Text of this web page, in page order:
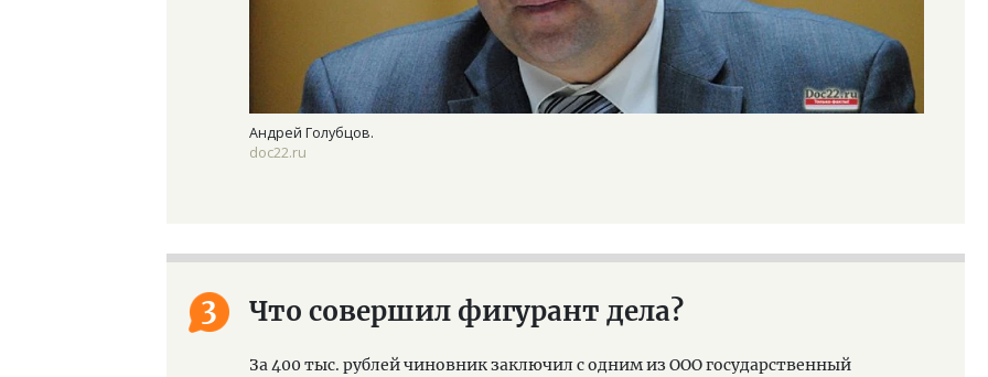
Андрей Голубцов.
doc22.ru
3 Что совершил фигурант дела?
За 400 тыс. рублей чиновник заключил с одним из ООО государственный